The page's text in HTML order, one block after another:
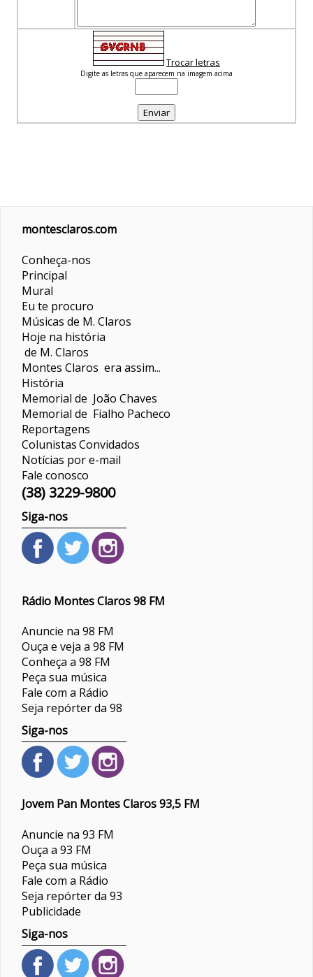
Trocar letras
Digite as letras que aparecem na imagem acima
montesclaros.com
Conheça-nos
Principal
Mural
Eu te procuro
Músicas de M. Claros
Hoje na história
de M. Claros
Montes Claros era assim...
História
Memorial de João Chaves
Memorial de Fialho Pacheco
Reportagens
ColunistasConvidados
Notícias por e-mail
Fale conosco
(38) 3229-9800
Siga-nos
Rádio Montes Claros 98 FM
Anuncie na 98 FM
Ouça e veja a 98 FM
Conheça a 98 FM
Peça sua música
Fale com a Rádio
Seja repórter da 98
Siga-nos
Jovem Pan Montes Claros 93,5 FM
Anuncie na 93 FM
Ouça a 93 FM
Peça sua música
Fale com a Rádio
Seja repórter da 93
Publicidade
Siga-nos